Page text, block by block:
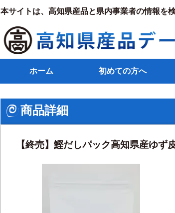
本サイトは、高知県産品と県内事業者の情報を
ホーム 初めての方へ
商品詳細
【終売】鰹だしパック高知県産ゆず